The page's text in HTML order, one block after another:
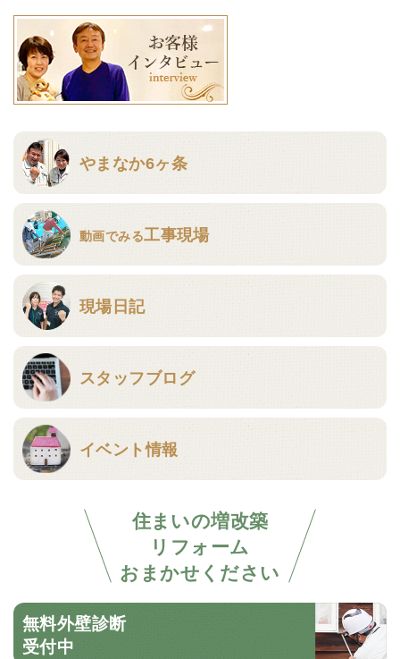
やまなか6ヶ条
動画でみる工事現場
現場日記
スタッフブログ
イベント情報
住まいの増改築
リフォーム
おまかせください
無料外壁診断
受付中